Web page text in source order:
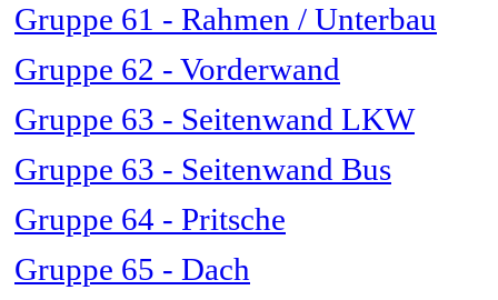
Gruppe 61 - Rahmen / Unterbau
Gruppe 62 - Vorderwand
Gruppe 63 - Seitenwand LKW
Gruppe 63 - Seitenwand Bus
Gruppe 64 - Pritsche
Gruppe 65 - Dach